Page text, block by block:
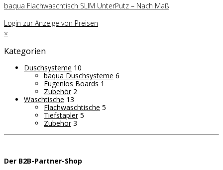
baqua Flachwaschtisch SLIM UnterPutz – Nach Maß
Login zur Anzeige von Preisen
×
Kategorien
Duschsysteme 10
baqua Duschsysteme 6
Fugenlos Boards 1
Zubehör 2
Waschtische 13
Flachwaschtische 5
Tiefstapler 5
Zubehör 3
Der B2B-Partner-Shop